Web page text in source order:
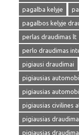
pagalba kelyje
pagalbos kelyje
perlas draudimas lt
perlo draudimas
pigiausi draudimai
pigiausias
pigiausias
pigiausias civilines
pigiausias
pigiausias